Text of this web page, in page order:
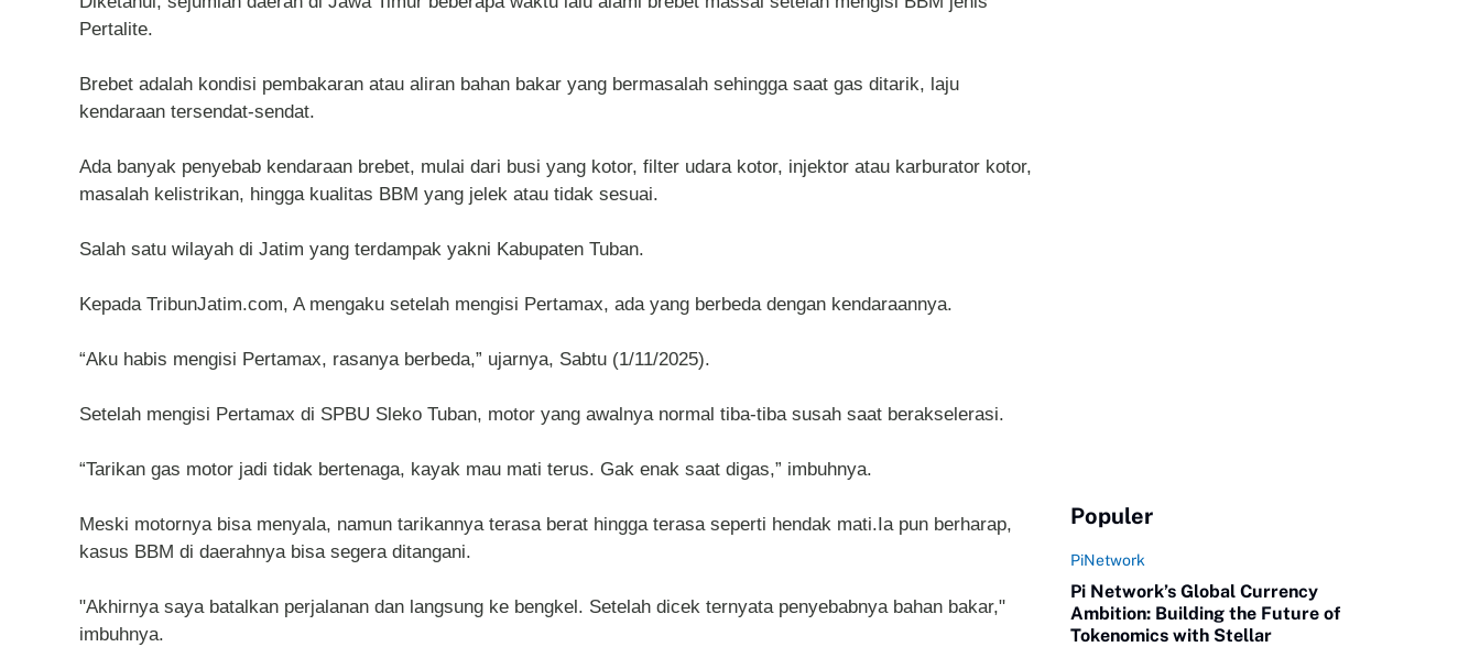
Pertalite.
Brebet adalah kondisi pembakaran atau aliran bahan bakar yang bermasalah sehingga saat gas ditarik, laju
kendaraan tersendat-sendat.
Ada banyak penyebab kendaraan brebet, mulai dari busi yang kotor, filter udara kotor, injektor atau karburator kotor,
masalah kelistrikan, hingga kualitas BBM yang jelek atau tidak sesuai.
Salah satu wilayah di Jatim yang terdampak yakni Kabupaten Tuban.
Kepada TribunJatim.com, A mengaku setelah mengisi Pertamax, ada yang berbeda dengan kendaraannya.
“Aku habis mengisi Pertamax, rasanya berbeda,” ujarnya, Sabtu (1/11/2025).
Setelah mengisi Pertamax di SPBU Sleko Tuban, motor yang awalnya normal tiba-tiba susah saat berakselerasi.
“Tarikan gas motor jadi tidak bertenaga, kayak mau mati terus. Gak enak saat digas,” imbuhnya.
Meski motornya bisa menyala, namun tarikannya terasa berat hingga terasa seperti hendak mati.Ia pun berharap,
kasus BBM di daerahnya bisa segera ditangani.
"Akhirnya saya batalkan perjalanan dan langsung ke bengkel. Setelah dicek ternyata penyebabnya bahan bakar,"
imbuhnya.
Populer
PiNetwork
Pi Network’s Global Currency
Ambition: Building the Future of
Tokenomics with Stellar